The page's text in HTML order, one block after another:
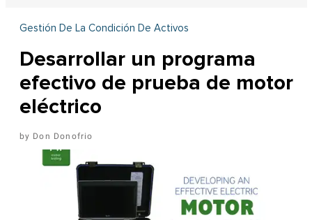
Gestión De La Condición De Activos
Desarrollar un programa
efectivo de prueba de motor
eléctrico
Don Donofrio